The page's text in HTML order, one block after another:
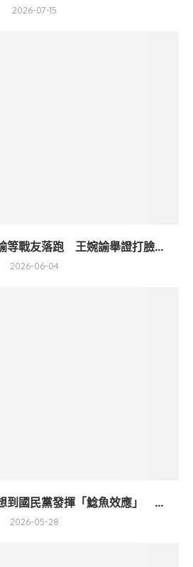
2026-07-15
等戰友落跑 王婉諭舉證打臉...
2026-06-04
到國民黨發揮「鯰魚效應」 ...
2026-05-28